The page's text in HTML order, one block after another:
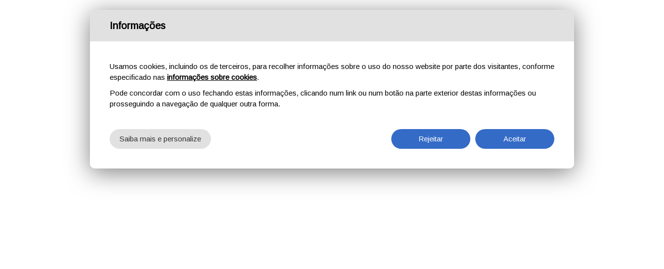
Informações
Usamos cookies, incluindo os de terceiros, para recolher informações sobre o uso do nosso website por parte dos visitantes, conforme
especificado nas informações sobre cookies.
Pode concordar com o uso fechando estas informações, clicando num link ou num botão na parte exterior destas informações ou
prosseguindo a navegação de qualquer outra forma.
Rejeitar Aceitar
Saiba mais e personalize